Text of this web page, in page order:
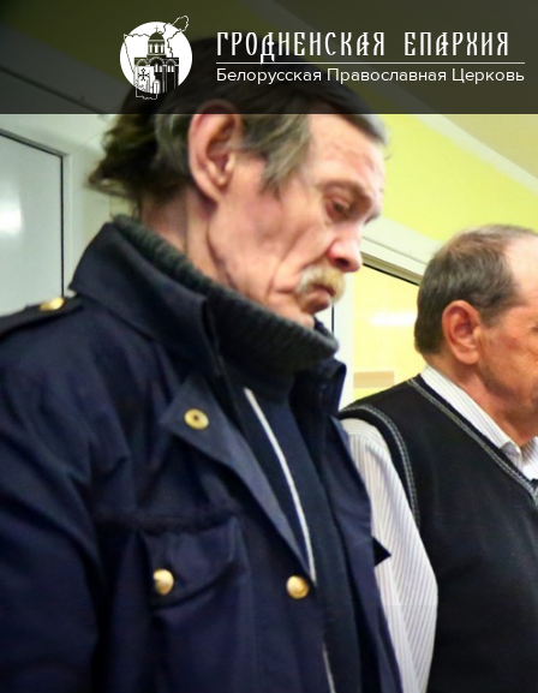
ГРОДНЕНСКАЯ ЕПАРХИЯ
Белорусская Православная Церковь